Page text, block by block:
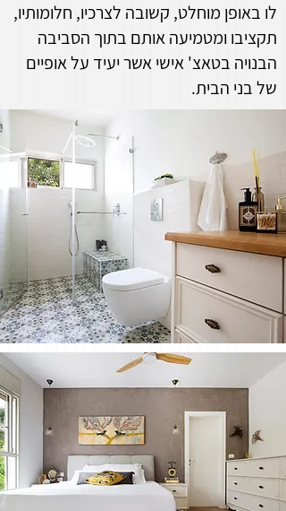
לו באופן מוחלט, קשובה לצרכיו, חלומותיו,
תקציבו ומטמיעה אותם בתוך הסביבה
הבנויה בטאצ' אישי אשר יעיד על אופיים
של בני הבית.